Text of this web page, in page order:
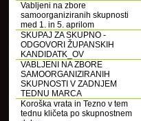
Vabljeni na zbore
samoorganiziranih skupnosti
med 1. in 5. aprilom
SKUPAJ ZA SKUPNO -
ODGOVORI ŽUPANSKIH
KANDIDATK_OV
VABLJENI NA ZBORE
SAMOORGANIZIRANIH
SKUPNOSTI V ZADNJEM
TEDNU MARCA
Koroška vrata in Tezno v tem
tednu kličeta po skupnostnem